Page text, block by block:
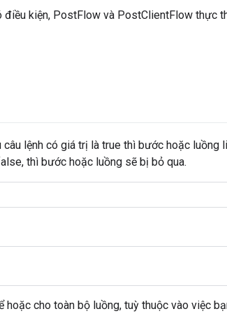
kiện, PostFlow và PostClientFlow thực
lệnh có giá trị là true thì bước hoặc luồng
thì bước hoặc luồng sẽ bị bỏ qua.
cho toàn bộ luồng, tuỳ thuộc vào việc